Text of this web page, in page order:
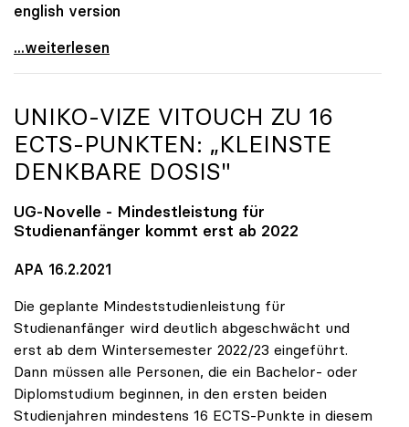
english version
uniko fordert Freilassung und faires Verfahren für
...weiterlesen
UNIKO-VIZE VITOUCH ZU 16
ECTS-PUNKTEN: „KLEINSTE
DENKBARE DOSIS"
UG-Novelle - Mindestleistung für
Studienanfänger kommt erst ab 2022
APA 16.2.2021
Die geplante Mindeststudienleistung für
Studienanfänger wird deutlich abgeschwächt und
erst ab dem Wintersemester 2022/23 eingeführt.
Dann müssen alle Personen, die ein Bachelor- oder
Diplomstudium beginnen, in den ersten beiden
Studienjahren mindestens 16 ECTS-Punkte in diesem